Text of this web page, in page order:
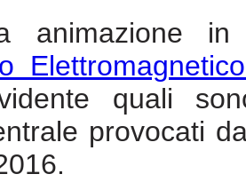
animazione
quali
provocati